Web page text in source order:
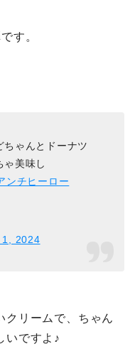
す。
ゃんとドーナツ
ゃ美味し
ンチヒーロー
1, 2024
クリームで、ちゃん
いですよ♪